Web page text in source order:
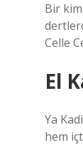
Bir
Celle
El
Ya
hem